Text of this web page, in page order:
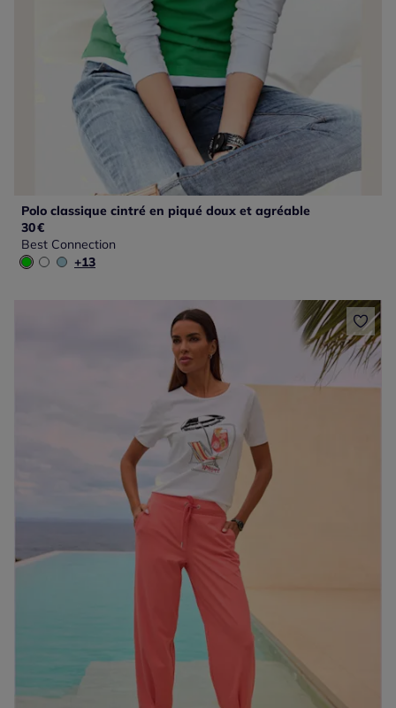
Polo classique cintré en piqué doux et agréable
30€
Best Connection
+13